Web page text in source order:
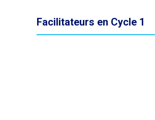
Facilitateurs en Cycle 1